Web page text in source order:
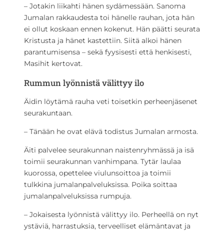
– Jotakin liikahti hänen sydämessään. Sanoma
Jumalan rakkaudesta toi hänelle rauhan, jota hän
ei ollut koskaan ennen kokenut. Hän päätti seurata
Kristusta ja hänet kastettiin. Siitä alkoi hänen
parantumisensa – sekä fyysisesti että henkisesti,
Masihit kertovat.
Rummun lyönnistä välittyy ilo
Äidin löytämä rauha veti toisetkin perheenjäsenet
seurakuntaan.
– Tänään he ovat elävä todistus Jumalan armosta.
Äiti palvelee seurakunnan naistenryhmässä ja isä
toimii seurakunnan vanhimpana. Tytär laulaa
kuorossa, opettelee viulunsoittoa ja toimii
tulkkina jumalanpalveluksissa. Poika soittaa
jumalanpalveluksissa rumpuja.
– Jokaisesta lyönnistä välittyy ilo. Perheellä on nyt
ystäviä, harrastuksia, terveelliset elämäntavat ja